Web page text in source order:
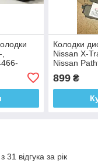
Колодки
Nissan X-
Nissan
899₴
31 відгука за рік